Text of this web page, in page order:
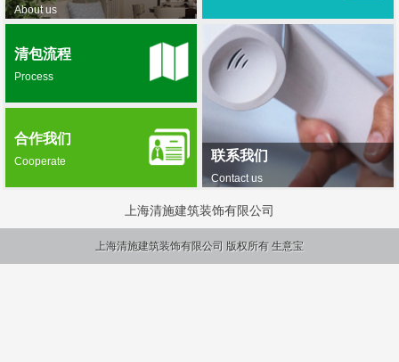
About us
联系我们
Contact us
清包流程
Process
合作我们
Cooperate
上海清施建筑装饰有限公司
上海清施建筑装饰有限公司 版权所有 生意宝